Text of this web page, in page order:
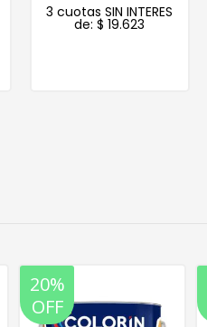
3 cuotas SIN INTERES
de: $25.068
20%
OFF